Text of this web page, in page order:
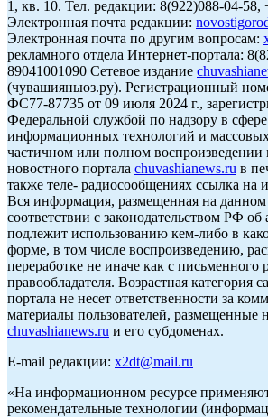
1, кв. 10. Тел. редакции: 8(922)088-04-58,
Электронная почта редакции:
Электронная почта по другим вопросам:
рекламного отдела Интернет-портала:
89041001090 Сетевое издание
(чувашияньюз.ру). Регистрационный
ФС77-87735 от 09 июля 2024 г.,
Федеральной службой по надзору в сфере
информационных технологий и
частичном или полном воспроизведении
новостного портала chuvashianews.ru в
также теле- радиосообщениях ссылка на
Вся информация, размещенная на данном
соответствии с законодательством РФ об
подлежит использованию кем-либо в
форме, в том числе воспроизведению,
переработке не иначе как с письменного
правообладателя. Возрастная категория
портала не несет ответственности за
материалы пользователей, размещенные
chuvashianews.ru и его субдоменах.
E-mail редакции: x2dt@mail.ru
«На информационном ресурсе
рекомендательные технологии